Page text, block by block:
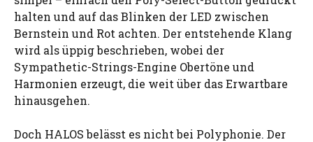
halten und auf das Blinken der LED zwischen
Bernstein und Rot achten. Der entstehende Klang
wird als üppig beschrieben, wobei der
Sympathetic-Strings-Engine Obertöne und
Harmonien erzeugt, die weit über das Erwartbare
hinausgehen.
Doch HALOS belässt es nicht bei Polyphonie. Der